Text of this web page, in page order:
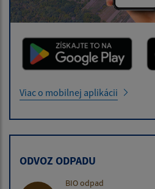
Viac o mobilnej aplikácii
ODVOZ ODPADU
BIO odpad